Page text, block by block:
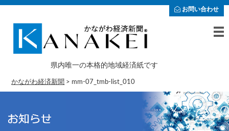
お問い合わせ
県内唯一の本格的地域経済紙です
かながわ経済新聞 > mm-07_tmb-list_010